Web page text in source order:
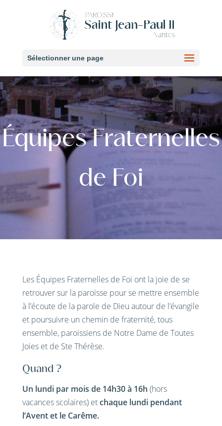
Sélectionner une page
Équipes Fraternelles
de Foi
Les Équipes Fraternelles de Foi ont la joie de se
retrouver sur la paroisse pour se mettre ensemble
à l’écoute de la parole de Dieu autour de l’évangile
et poursuivre un chemin de fraternité, tous
ensemble, paroissiens de Notre Dame de Toutes
Joies et de Ste Thérèse.
Quand ?
Un lundipar mois de 14h30 à 16h (hors
vacances scolaires) etchaque lundi pendant
l’Avent et le Carême.